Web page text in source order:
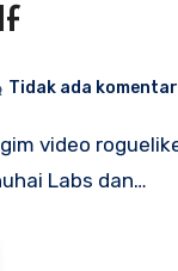
Tidak ada komentar
Labs dan…